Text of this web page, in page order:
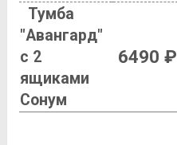
Тумба
"Авангард"
с 2
ящиками
Сонум
6490 ₽